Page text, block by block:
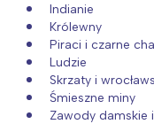
Indianie
Królewny
Piraci i czarne
Ludzie
Skrzaty i
Śmieszne miny
Zawody damskie